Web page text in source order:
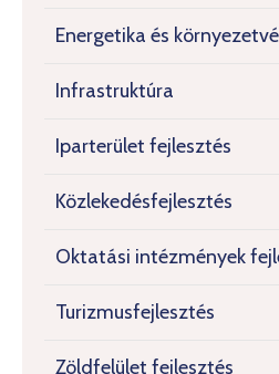
Energetika és
Infrastruktúra
Iparterület fejlesztés
Közlekedésfejlesztés
Oktatási intézmények
Turizmusfejlesztés
Zöldfelület fejlesztés